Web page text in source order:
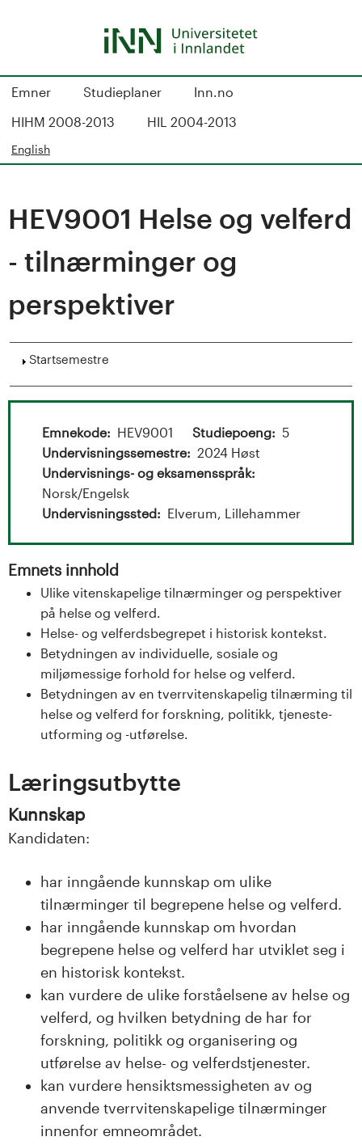
S
u
e
k
a
a
U
n
t
e
Emner Studieplaner
Inn.no
HIHM 2008-2013
HIL 2004-2013
English
HEV9001 Helse og velferd
- tilnærminger og
perspektiver
Vis
Startsemestre
Emnekode HEV9001 Studiepoeng
5
Undervisningssemestre
2024 Høst
Undervisnings- og eksamensspråk
Norsk/Engelsk
Undervisningssted
Elverum, Lillehammer
Emnets innhold
Ulike vitenskapelige tilnærminger og perspektiver
på helse og velferd.
Helse- og velferdsbegrepet i historisk kontekst.
Betydningen av individuelle, sosiale og
miljømessige forhold for helse og velferd.
Betydningen av en tverrvitenskapelig tilnærming til
helse og velferd for forskning, politikk, tjeneste-
utforming og -utførelse.
Læringsutbytte
Kunnskap
Kandidaten:
har inngående kunnskap om ulike
tilnærminger til begrepene helse og velferd.
har inngående kunnskap om hvordan
begrepene helse og velferd har utviklet seg i
en historisk kontekst.
kan vurdere de ulike forståelsene av helse og
velferd, og hvilken betydning de har for
forskning, politikk og organisering og
utførelse av helse- og velferdstjenester.
kan vurdere hensiktsmessigheten av og
anvende tverrvitenskapelige tilnærminger
innenfor emneområdet.